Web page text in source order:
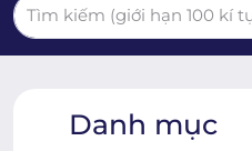
Danh mục